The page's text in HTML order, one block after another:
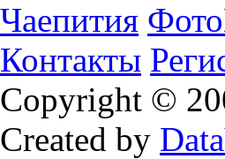
Чаепития
Контакты
Copyright ©
Created by